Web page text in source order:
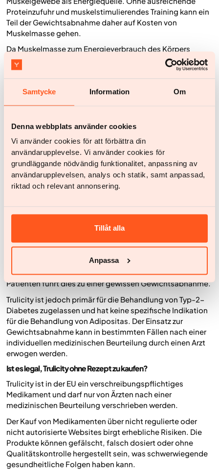
Samtycke Information Om
Denna webbplats använder cookies
Vi använder cookies för att förbättra din
användarupplevelse. Vi använder cookies för
grundläggande nödvändig funktionalitet, anpassning av
användarupplevelsen, analys och statik, samt anpassad,
riktad och relevant annonsering.
Tillåt alla
Anpassa
Proteinzufuhr und muskelstimulierendes Training kann ein
Teil der Gewichtsabnahme daher auf Kosten von
Muskelmasse gehen.
Da Muskelmasse zum Energieverbrauch des Körpers
beiträgt, senkt ein Muskelverlust den Grundumsatz. Das
bedeutet, dass dein Körper im Ruhezustand weniger
Kalorien verbrennt, was es langfristig schwieriger macht,
das neue Gewicht stabil zu halten.Krafttrainingsendet
und die Reparatur von Muskelgewebe benötigt werden.
Häufige Fragen zu Trulicity
Wie wirkt Trulicity bei der Gewichtsabnahme?
Trulicity enthält Dulaglutid, das zur Gruppe der GLP-1-
Rezeptoragonisten gehört. Das Medikament ahmt die
beeinflusst sowohl die Blutzuckerregulation als auch den
Die Behandlung kann zu einem stärkeren Sättigungsgefühl
und einer geringeren Kalorienzufuhr beitragen, unter
anderem, indem die Magenentleerung verlangsamt und
die Appetitregulation beeinflusst wird. Bei manchen
Patienten führt dies zu einer gewissen Gewichtsabnahme.
Trulicity ist jedoch primär für die Behandlung von Typ-2-
Diabetes zugelassen und hat keine spezifische Indikation
für die Behandlung von Adipositas. Der Einsatz zur
Gewichtsabnahme kann in bestimmten Fällen nach einer
individuellen medizinischen Beurteilung durch einen Arzt
erwogen werden.
Ist es legal, Trulicity ohne Rezept zu kaufen?
Trulicity ist in der EU ein verschreibungspflichtiges
Medikament und darf nur von Ärzten nach einer
medizinischen Beurteilung verschrieben werden.
Der Kauf von Medikamenten über nicht regulierte oder
nicht autorisierte Websites birgt erhebliche Risiken. Die
Produkte können gefälscht, falsch dosiert oder ohne
Qualitätskontrolle hergestellt sein, was schwerwiegende
gesundheitliche Folgen haben kann.